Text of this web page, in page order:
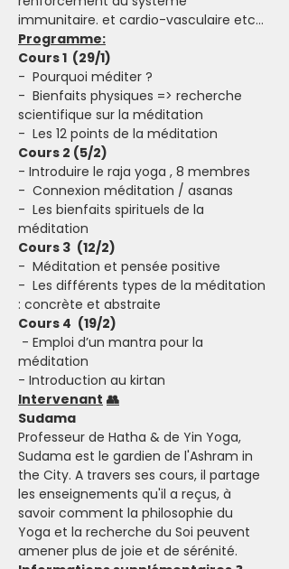
immunitaire. et cardio-vasculaire etc…
Programme:
Cours 1  (29/1)
-  Pourquoi méditer ?
-  Bienfaits physiques => recherche
scientifique sur la méditation
-  Les 12 points de la méditation
Cours 2 (5/2)
- Introduire le raja yoga , 8 membres
-  Connexion méditation / asanas
-  Les bienfaits spirituels de la
méditation
Cours 3 (12/2)
-  Méditation et pensée positive
-  Les différents types de la méditation
: concrète et abstraite
Cours 4 (19/2)
- Emploi d’un mantra pour la
méditation
- Introduction au kirtan
Intervenant 👥
Sudama
Professeur de Hatha & de Yin Yoga,
Sudama est le gardien de l'Ashram in
the City. A travers ses cours, il partage
les enseignements qu'il a reçus, à
savoir comment la philosophie du
Yoga et la recherche du Soi peuvent
amener plus de joie et de sérénité.